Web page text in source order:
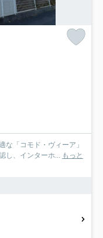
な「コモド・ヴィーア」
し、インターホ... もっと